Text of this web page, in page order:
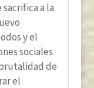
a la
y el
sociales
de
el